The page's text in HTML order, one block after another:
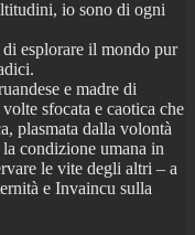
io sono di ogni
esplorare il mondo pur
e madre di
sfocata e caotica che
plasmata dalla volontà
condizione umana in
le vite degli altri – a
e Invaincu sulla